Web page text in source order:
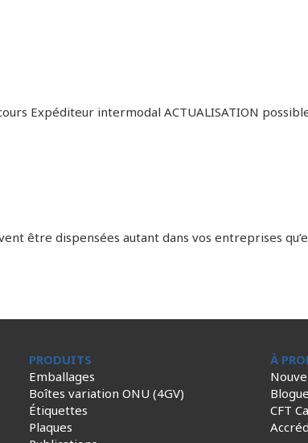
Expéditeur intermodal ACTUALISATION
être dispensées autant dans vos entreprises
PRODUITS
Emballages
Boîtes variation ONU (4GV)
Étiquettes
Plaques
À
Blogue
CFT